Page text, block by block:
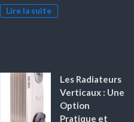
Lire la suite
Les Radiateurs
Verticaux : Une
Option
Pratique et